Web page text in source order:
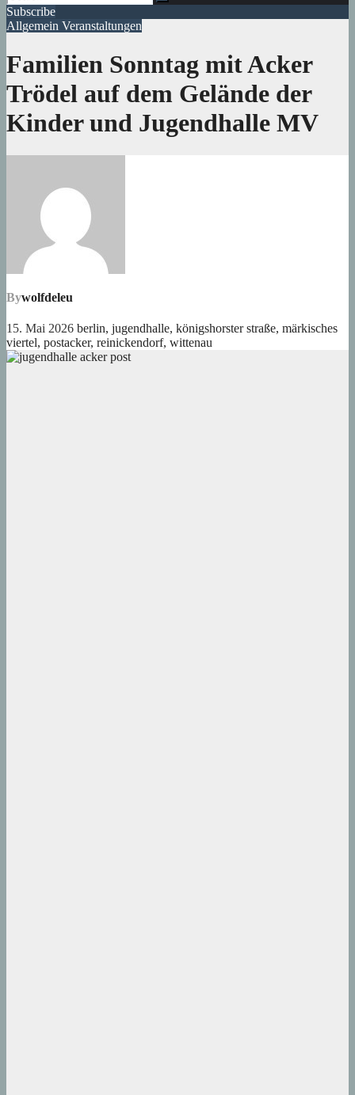
Subscribe
Allgemein Veranstaltungen
Familien Sonntag mit Acker
Trödel auf dem Gelände der
Kinder und Jugendhalle MV
Bywolfdeleu
15. Mai 2026 berlin, jugendhalle, königshorster straße, märkisches
viertel, postacker, reinickendorf, wittenau